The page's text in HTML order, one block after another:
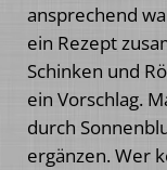
ansprechend
ein Rezept
Schinken und
ein Vorschlag.
durch
ergänzen. Wer